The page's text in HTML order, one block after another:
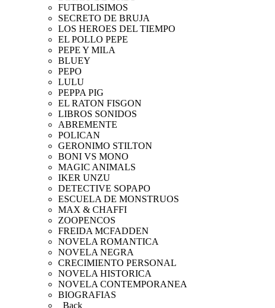
FUTBOLISIMOS
SECRETO DE BRUJA
LOS HEROES DEL TIEMPO
EL POLLO PEPE
PEPE Y MILA
BLUEY
PEPO
LULU
PEPPA PIG
EL RATON FISGON
LIBROS SONIDOS
ABREMENTE
POLICAN
GERONIMO STILTON
BONI VS MONO
MAGIC ANIMALS
IKER UNZU
DETECTIVE SOPAPO
ESCUELA DE MONSTRUOS
MAX & CHAFFI
ZOOPENCOS
FREIDA MCFADDEN
NOVELA ROMANTICA
NOVELA NEGRA
CRECIMIENTO PERSONAL
NOVELA HISTORICA
NOVELA CONTEMPORANEA
BIOGRAFIAS
Back